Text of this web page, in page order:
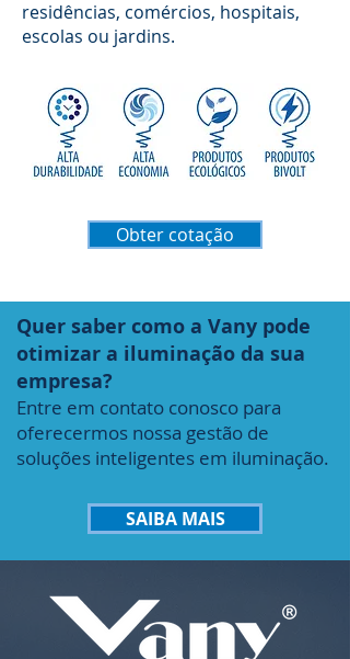
residências, comércios, hospitais,
escolas ou jardins.
Obter cotação
Quer saber como a Vany pode
otimizar a iluminação da sua
empresa?
Entre em contato conosco para
oferecermos nossa gestão de
soluções inteligentes em iluminação.
SAIBA MAIS